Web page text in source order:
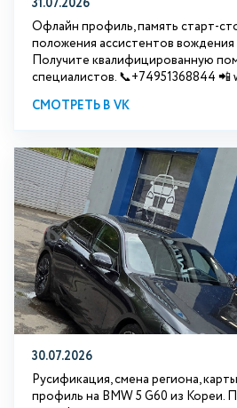
31.07.2026
Офлайн профиль, память старт-
положения ассистентов
Получите квалифицированную
специалистов. 📞+74951368844 📲
СМОТРЕТЬ В VK
30.07.2026
Русификация, смена региона,
профиль на BMW 5 G60 из Кореи.